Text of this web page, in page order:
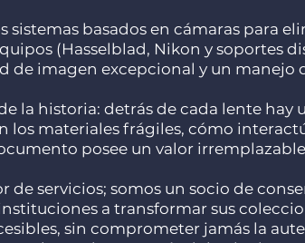
sistemas basados en cámaras para
(Hasselblad, Nikon y soportes
de imagen excepcional y un manejo
la historia: detrás de cada lente hay
materiales frágiles, cómo
posee un valor
de servicios; somos un socio de
a transformar sus
sin comprometer jamás la